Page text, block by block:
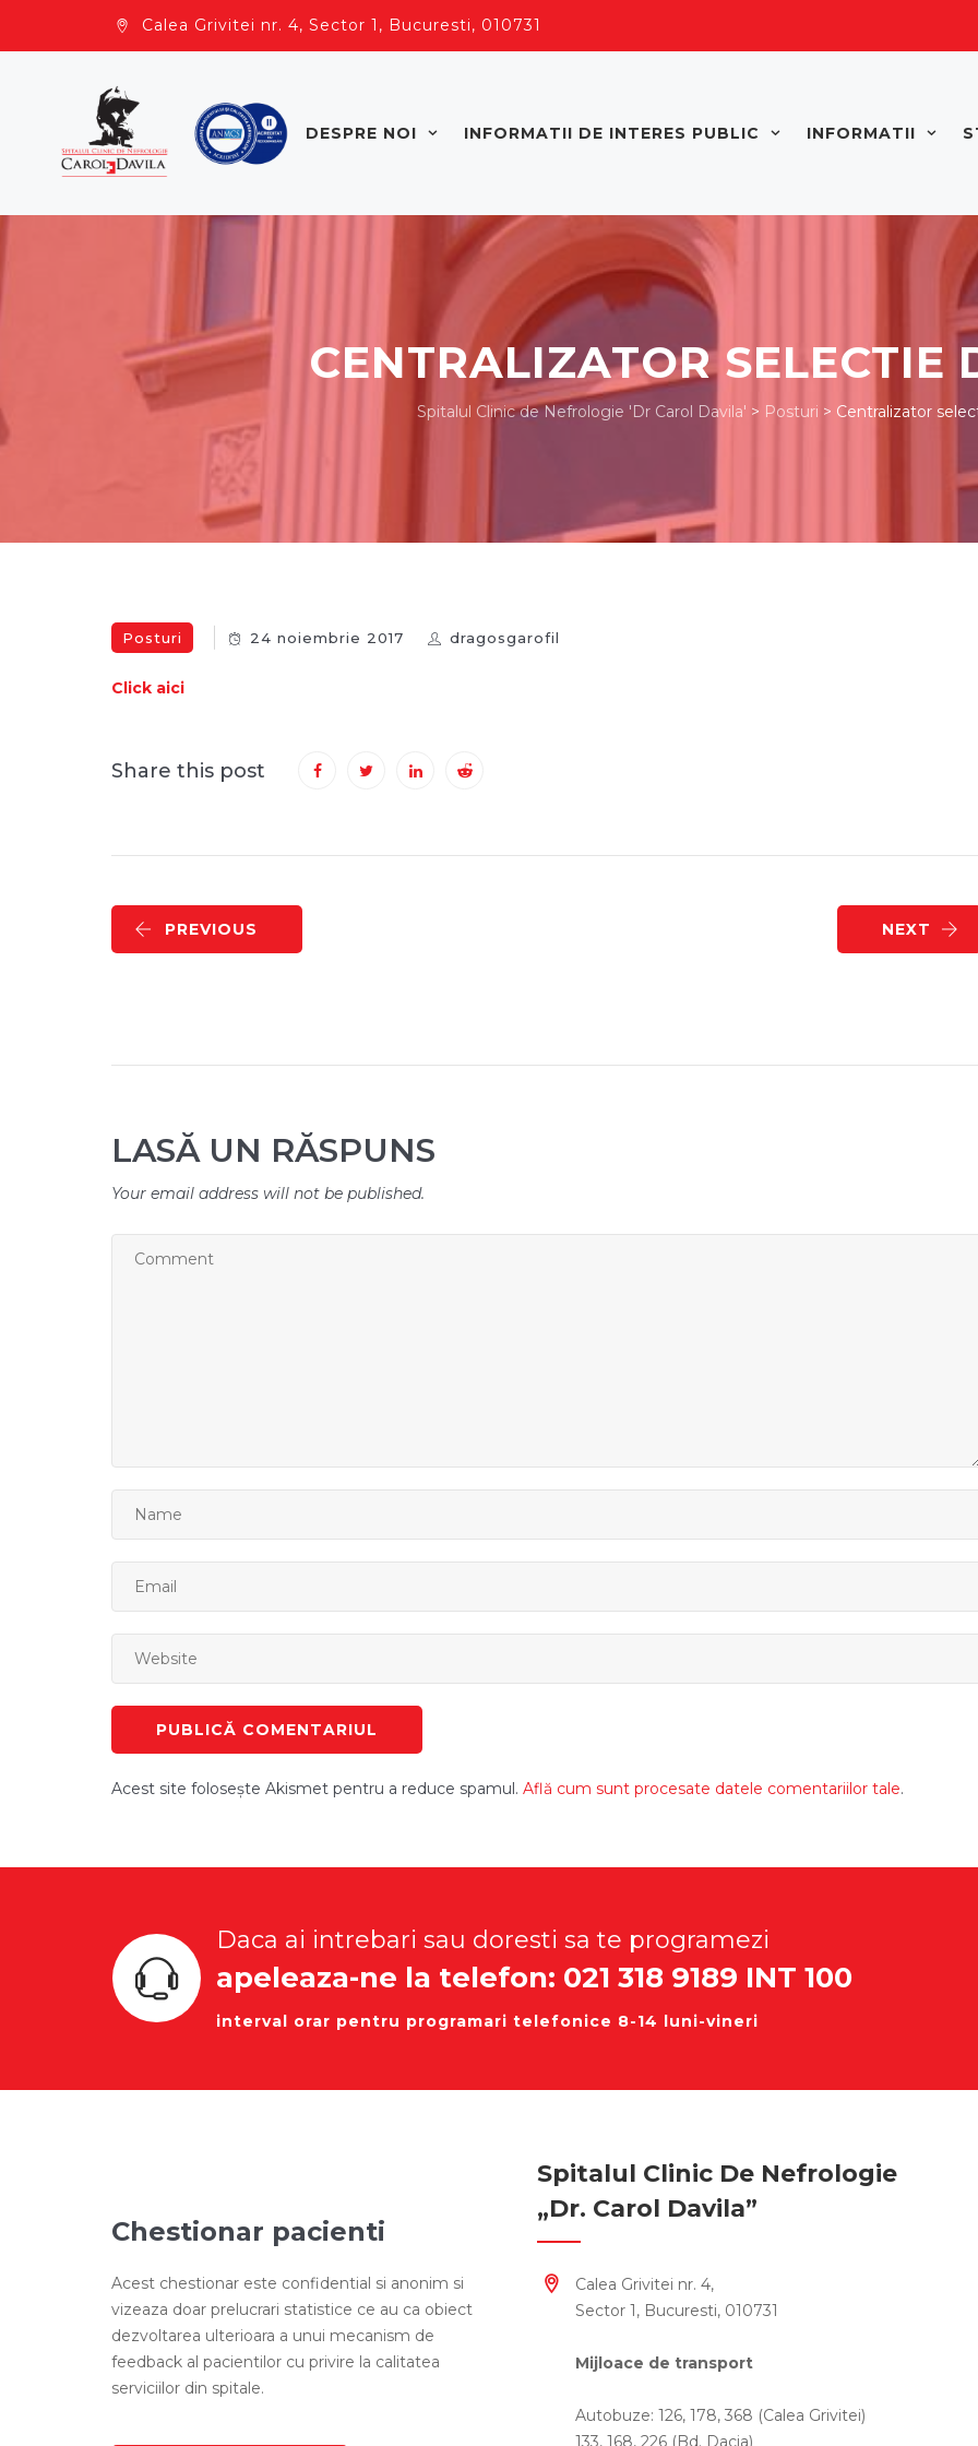
Calea Grivitei nr. 4, Sector 1, Bucuresti, 010731
DESPRE NOI INFORMATII DE INTERES PUBLIC INFORMATII
CONTACT
CENTRALIZATOR SELECTIE
Spitalul Clinic de Nefrologie 'Dr Carol Davila' > Posturi > Centralizator
Posturi 24 noiembrie 2017 dragosgarofil
Click aici
Share this post
PREVIOUS NEXT
LASĂ UN RĂSPUNS
Your email address will not be published.
Acest site folosește Akismet pentru a reduce spamul. Află cum sunt procesate datele comentariilor tale.
Daca ai intrebari sau doresti sa te programezi
apeleaza-ne la telefon: 021 318 9189 INT 100
interval orar pentru programari telefonice 8-14 luni-vineri
Chestionar pacienti
Acest chestionar este confidential si anonim si
vizeaza doar prelucrari statistice ce au ca obiect
dezvoltarea ulterioara a unui mecanism de
feedback al pacientilor cu privire la calitatea
serviciilor din spitale.
Spitalul Clinic De Nefrologie
„Dr. Carol Davila”
Calea Grivitei nr. 4,
Sector 1, Bucuresti, 010731
Mijloace de transport
Autobuze: 126, 178, 368 (Calea Grivitei)
133, 168, 226 (Bd. Dacia)